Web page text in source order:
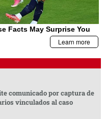
comunicado por captura de
vinculados al caso